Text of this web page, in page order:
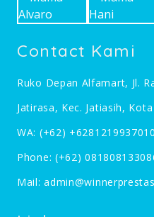
Contact Kami
Ruko Depan Alfamart, Jl.
Jatirasa, Kec. Jatiasih,
WA: (+62) +6281219937010
Phone: (+62)
Mail: